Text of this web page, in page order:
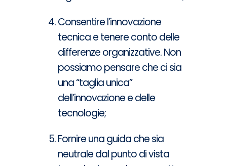
Consentire l’innovazione
tecnica e tenere conto delle
differenze organizzative. Non
possiamo pensare che ci sia
una “taglia unica”
dell’innovazione e delle
tecnologie;
Fornire una guida che sia
neutrale dal punto di vista